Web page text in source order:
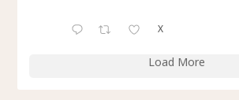
X
Load More